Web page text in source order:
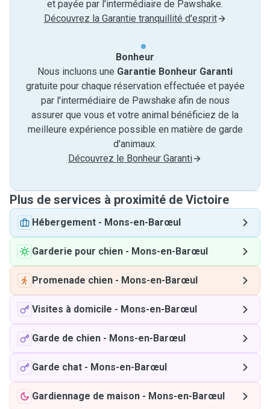
et payée par l'intermédiaire de Pawshake.
Découvrez la Garantie tranquillité d'esprit
Bonheur
Nous incluons une Garantie Bonheur Garanti
gratuite pour chaque réservation effectuée et payée
par l'intermédiaire de Pawshake afin de nous
assurer que vous et votre animal bénéficiez de la
meilleure expérience possible en matière de garde
d'animaux.
Découvrez le Bonheur Garanti
Plus de services à proximité de Victoire
Hébergement - Mons-en-Barœul
Garderie pour chien - Mons-en-Barœul
Promenade chien - Mons-en-Barœul
Visites à domicile - Mons-en-Barœul
Garde de chien - Mons-en-Barœul
Garde chat - Mons-en-Barœul
Gardiennage de maison - Mons-en-Barœul